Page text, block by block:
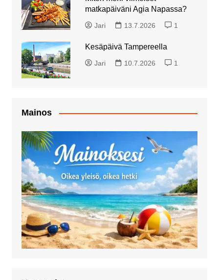
matkapäiväni Agia Napassa?
Jari 13.7.2026 1
Kesäpäivä Tampereella
Jari 10.7.2026 1
Mainos